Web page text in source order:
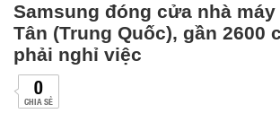
Samsung đóng cửa nhà
Tân (Trung Quốc), gần 2600
phải nghỉ việc
0
CHIA SẺ